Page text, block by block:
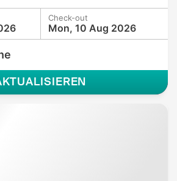
Check-out
Mon, 10 Aug 2026